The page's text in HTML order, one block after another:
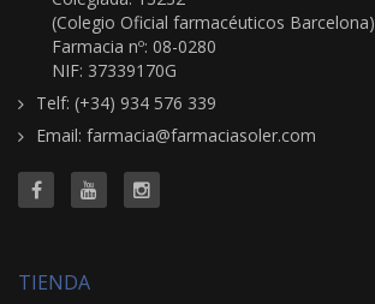
(Colegio Oficial farmacéuticos Barcelona)
Farmacia nº: 08-0280
NIF: 37339170G
Telf: (+34) 934 576 339
Email: farmacia@farmaciasoler.com
TIENDA